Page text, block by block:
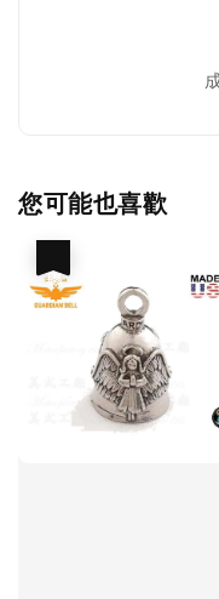
您可能也喜歡